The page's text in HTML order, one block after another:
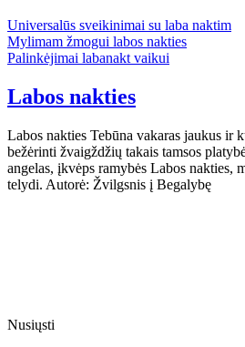
Universalūs sveikinimai su laba naktim
Mylimam žmogui labos nakties
Palinkėjimai labanakt vaikui
Labos nakties
Labos nakties Tebūna vakaras jaukus ir
bežėrinti žvaigždžių takais tamsos
angelas, įkvėps ramybės Labos nakties,
telydi. Autorė: Žvilgsnis į Begalybę
Nusiųsti